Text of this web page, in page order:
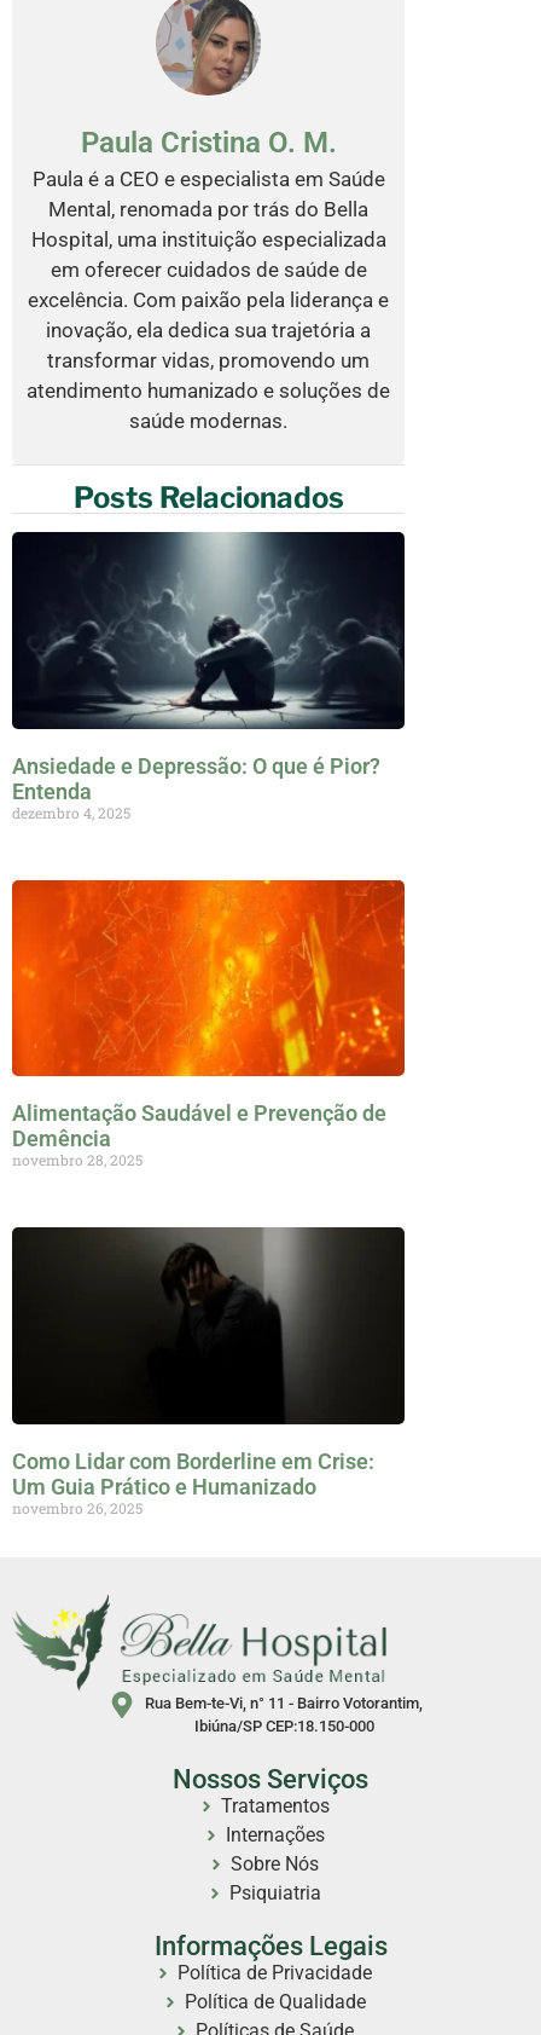
Paula Cristina O. M.
Paula é a CEO e especialista em Saúde
Mental, renomada por trás do Bella
Hospital, uma instituição especializada
em oferecer cuidados de saúde de
excelência. Com paixão pela liderança e
inovação, ela dedica sua trajetória a
transformar vidas, promovendo um
atendimento humanizado e soluções de
saúde modernas.
Posts Relacionados
Ansiedade e Depressão: O que é Pior?
Entenda
dezembro 4, 2025
Alimentação Saudável e Prevenção de
Demência
novembro 28, 2025
Como Lidar com Borderline em Crise:
Um Guia Prático e Humanizado
novembro 26, 2025
Rua Bem-te-Vi, n° 11 - Bairro Votorantim,
Ibiúna/SP CEP:18.150-000
Nossos Serviços
Tratamentos
Internações
Sobre Nós
Psiquiatria
Informações Legais
Política de Privacidade
Política de Qualidade